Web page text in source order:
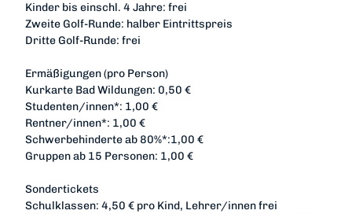
Kinder bis einschl. 4 Jahre: frei
Zweite Golf-Runde: halber Eintrittspreis
Dritte Golf-Runde: frei
Ermäßigungen (pro Person)
Kurkarte Bad Wildungen: 0,50 €
Studenten/innen*: 1,00 €
Rentner/innen*: 1,00 €
Schwerbehinderte ab 80%*:1,00 €
Gruppen ab 15 Personen: 1,00 €
Sondertickets
Schulklassen: 4,50 € pro Kind, Lehrer/innen frei